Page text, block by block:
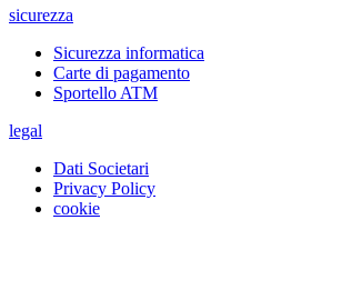
sicurezza
Sicurezza informatica
Carte di pagamento
Sportello ATM
legal
Dati Societari
Privacy Policy
cookie